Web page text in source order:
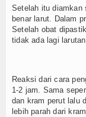
Setelah itu diamkan
benar larut. Dalam
Setelah obat
tidak ada lagi
Reaksi dari cara
1-2 jam. Sama
dan kram perut lalu
lebih parah dari